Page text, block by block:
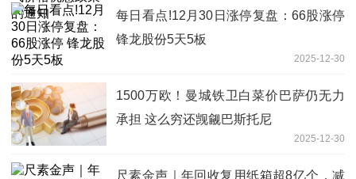
每日看点!12月30日涨停复盘：66股涨停
锋龙股份5天5板
2025-12-30
1500万欧！曼城铁卫白菜价巴萨仍无力
承担 这么穷还觊觎巴斯托尼
2025-12-30
尺素金声｜年回收复用纸箱超8亿个，减